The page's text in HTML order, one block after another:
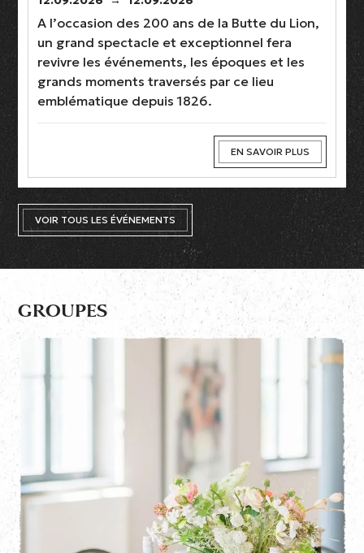
A l’occasion des 200 ans de la Butte du Lion,
un grand spectacle et exceptionnel fera
revivre les événements, les époques et les
grands moments traversés par ce lieu
emblématique depuis 1826.
EN SAVOIR PLUS
VOIR TOUS LES ÉVÉNEMENTS
GROUPES